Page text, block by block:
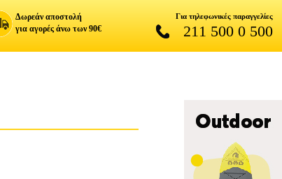
Δωρεάν αποστολή
για αγορές άνω των 90€
Για τηλεφωνικές παραγγελίες
211 500 0 500